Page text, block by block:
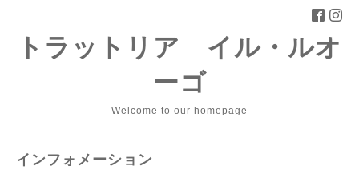
トラットリア イル・ルオ
ーゴ
Welcome to our homepage
インフォメーション